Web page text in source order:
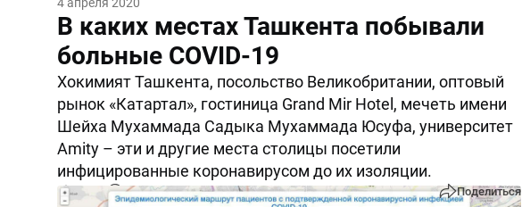
4 апреля 2020
В каких местах Ташкента побывали
больные COVID-19
Хокимият Ташкента, посольство Великобритании, оптовый
рынок «Катартал», гостиница Grand Mir Hotel, мечеть имени
Шейха Мухаммада Садыка Мухаммада Юсуфа, университет
Amity – эти и другие места столицы посетили
инфицированные коронавирусом до их изоляции.
87119 0 Поделиться